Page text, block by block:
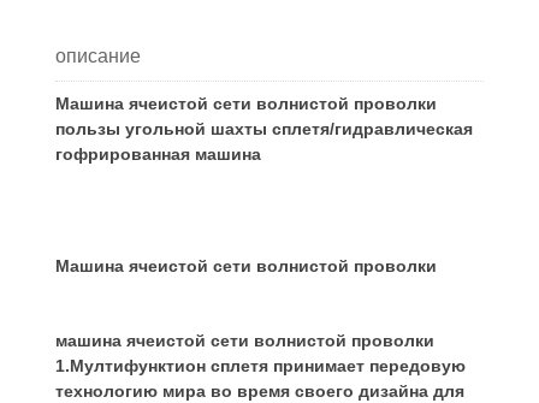
описание
Машина ячеистой сети волнистой проволки
пользы угольной шахты сплетя/гидравлическая
гофрированная машина
Машина ячеистой сети волнистой проволки
машина ячеистой сети волнистой проволки
1.Мултифунктион сплетя принимает передовую
технологию мира во время своего дизайна для